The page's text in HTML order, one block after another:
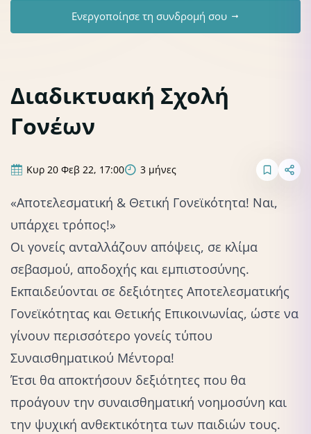
Ενεργοποίησε τη συνδρομή σου
Διαδικτυακή Σχολή
Γονέων
Κυρ 20 Φεβ 22, 17:00 3 μήνες
«Αποτελεσματική & Θετική Γονεϊκότητα! Ναι,
υπάρχει τρόπος!»
Οι γονείς ανταλλάζουν απόψεις, σε κλίμα
σεβασμού, αποδοχής και εμπιστοσύνης.
Εκπαιδεύονται σε δεξιότητες Αποτελεσματικής
Γονεϊκότητας και Θετικής Επικοινωνίας, ώστε να
γίνουν περισσότερο γονείς τύπου
Συναισθηματικού Μέντορα!
Έτσι θα αποκτήσουν δεξιότητες που θα
προάγουν την συναισθηματική νοημοσύνη και
την ψυχική ανθεκτικότητα των παιδιών τους.